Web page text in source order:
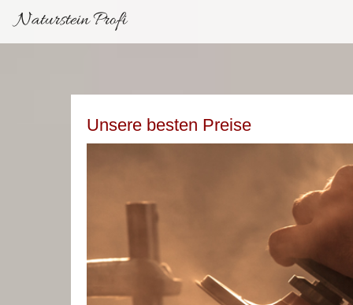
Naturstein Profi
Unsere besten Preise